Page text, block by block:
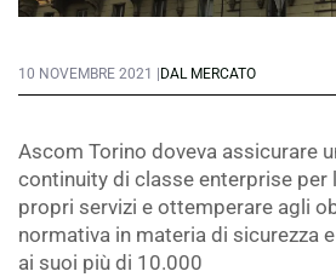
10 NOVEMBRE 2021 | DAL MERCATO
Ascom Torino doveva assicurare
continuity di classe enterprise per
propri servizi e ottemperare agli
normativa in materia di sicurezza
ai suoi più di 10.000